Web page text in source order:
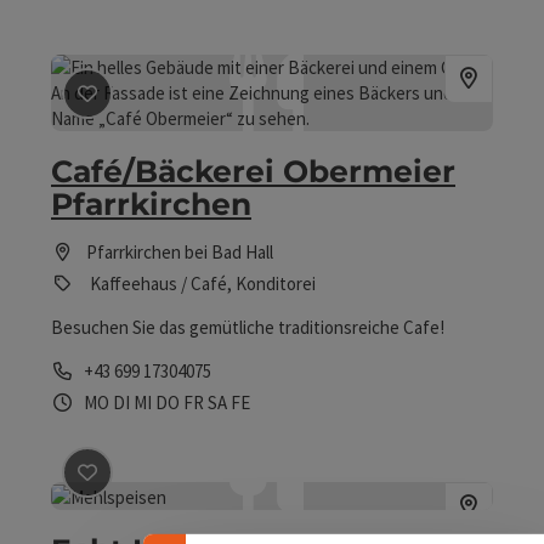
Beitrag merken: Café/Bäckerei Obermeier Pfarrkirchen
Café/Bäckerei Obermeier
Pfarrkirchen
Pfarrkirchen bei Bad Hall
Kaffeehaus / Café, Konditorei
Besuchen Sie das gemütliche traditionsreiche Cafe!
Telefon
+43 699 17304075
Öffnungszeiten
MO Montag geöffnet
DI Dienstag geöffnet
MI Mittwoch geöffnet
DO Donnerstag geöffnet
FR Freitag geöffnet
SA Samstag geöffnet
FEFeiertag geöffnet
Beitrag merken